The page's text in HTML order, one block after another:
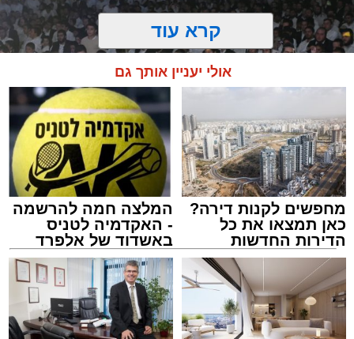
זיץ המרכז למורשת
מנהל האתר / 08:55 09.08.26
קרא עוד
אולי יעניין אותך גם
מחפשים לקנות דירה?
כאן תמצאו את כל
הדירות החדשות
למכירה באשדוד >>>
המלצה חמה להרשמה
- האקדמיה לטניס
באשדוד של אלפרד
קריאולנסקי - לילדים